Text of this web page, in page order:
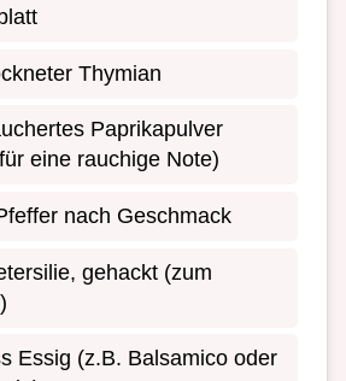
Thymian
Paprikapulver
eine rauchige Note)
nach Geschmack
gehackt (zum
Essig (z.B. Balsamico oder